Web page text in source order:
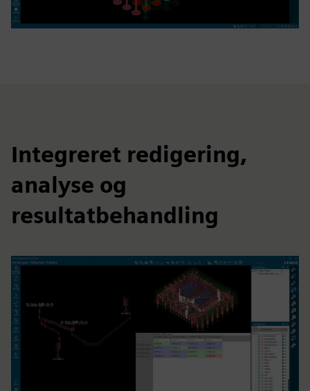
Integreret redigering,
analyse og
resultatbehandling